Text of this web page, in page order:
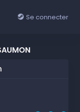
Se connecter